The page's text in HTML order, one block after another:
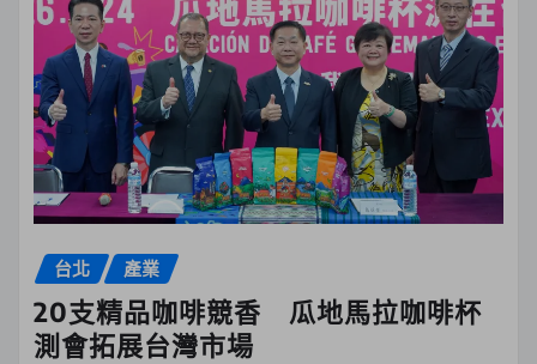
台北 產業
20支精品咖啡競香 瓜地馬拉咖啡杯
測會拓展台灣市場